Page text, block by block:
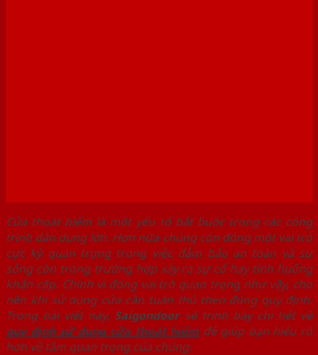
Cửa thoát hiểm là một yếu tố bắt buộc trong các công
trình dân dụng lớn. Hơn nữa chúng còn đóng một vai trò
cực kỳ quan trọng trong việc đảm bảo an toàn và sự
sống còn trong trường hợp xảy ra sự cố hay tình huống
khẩn cấp. Chính vì đóng vai trò quan trọng như vậy, cho
nên khi sử dụng cửa cần tuân thủ theo đúng quy định.
Trong bài viết này, Saigondoorsẽ trình bày chi tiết về
quy định sử dụng cửa thoát hiểm để giúp bạn hiểu rõ
hơn về tầm quan trọng của chúng.